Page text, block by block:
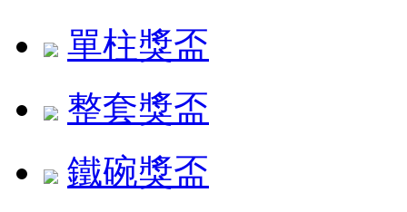
單柱獎盃
整套獎盃
鐵碗獎盃